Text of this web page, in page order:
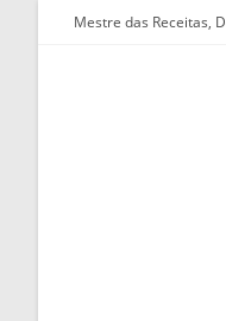
Mestre das Receitas,